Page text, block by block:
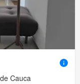
Cauca